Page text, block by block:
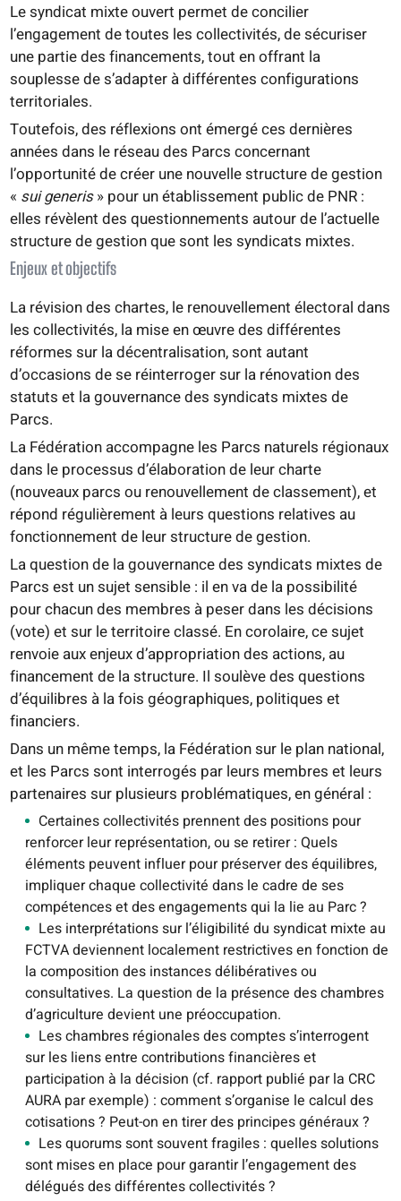
Le syndicat mixte ouvert permet de concilier
l’engagement de toutes les collectivités, de sécuriser
une partie des financements, tout en offrant la
souplesse de s’adapter à différentes configurations
territoriales.
Toutefois, des réflexions ont émergé ces dernières
années dans le réseau des Parcs concernant
l’opportunité de créer une nouvelle structure de gestion
« sui generis» pour un établissement public de PNR :
elles révèlent des questionnements autour de l’actuelle
structure de gestion que sont les syndicats mixtes.
Enjeux et objectifs
La révision des chartes, le renouvellement électoral dans
les collectivités, la mise en œuvre des différentes
réformes sur la décentralisation, sont autant
d’occasions de se réinterroger sur la rénovation des
statuts et la gouvernance des syndicats mixtes de
Parcs.
La Fédération accompagne les Parcs naturels régionaux
dans le processus d’élaboration de leur charte
(nouveaux parcs ou renouvellement de classement), et
répond régulièrement à leurs questions relatives au
fonctionnement de leur structure de gestion.
La question de la gouvernance des syndicats mixtes de
Parcs est un sujet sensible : il en va de la possibilité
pour chacun des membres à peser dans les décisions
(vote) et sur le territoire classé. En corolaire, ce sujet
renvoie aux enjeux d’appropriation des actions, au
financement de la structure. Il soulève des questions
d’équilibres à la fois géographiques, politiques et
financiers.
Dans un même temps, la Fédération sur le plan national,
et les Parcs sont interrogés par leurs membres et leurs
partenaires sur plusieurs problématiques, en général :
Certaines collectivités prennent des positions pour
renforcer leur représentation, ou se retirer : Quels
éléments peuvent influer pour préserver des équilibres,
impliquer chaque collectivité dans le cadre de ses
compétences et des engagements qui la lie au Parc ?
Les interprétations sur l’éligibilité du syndicat mixte au
FCTVA deviennent localement restrictives en fonction de
la composition des instances délibératives ou
consultatives. La question de la présence des chambres
d’agriculture devient une préoccupation.
Les chambres régionales des comptes s’interrogent
sur les liens entre contributions financières et
participation à la décision (cf. rapport publié par la CRC
AURA par exemple) : comment s’organise le calcul des
cotisations ? Peut-on en tirer des principes généraux ?
Les quorums sont souvent fragiles : quelles solutions
sont mises en place pour garantir l’engagement des
délégués des différentes collectivités ?